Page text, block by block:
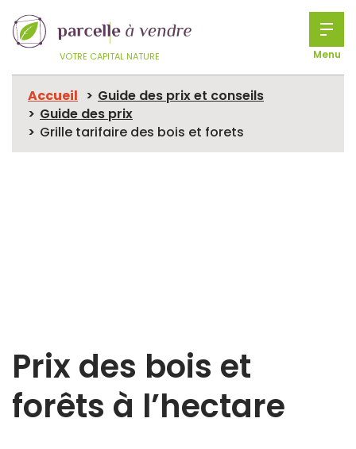
VOTRE CAPITAL NATURE Menu
Accueil
Guide des prix et conseils
Guide des prix
Grille tarifaire des bois et forets
Prix des bois et
forêts à l’hectare